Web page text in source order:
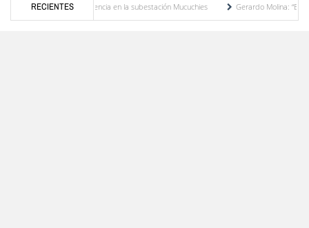
RECIENTES
de potencia en la subestación Mucuchies
Gerardo Molina: “El legado de